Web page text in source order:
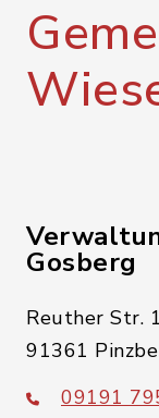
Gosberg
Reuther Str. 1
91361
09191